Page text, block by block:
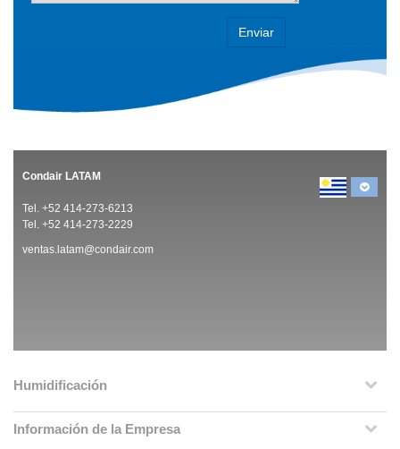
Condair LATAM
Tel. +52 414-273-6213
Tel. +52 414-273-2229
ventas.latam@condair.com
Humidificación
Información de la Empresa